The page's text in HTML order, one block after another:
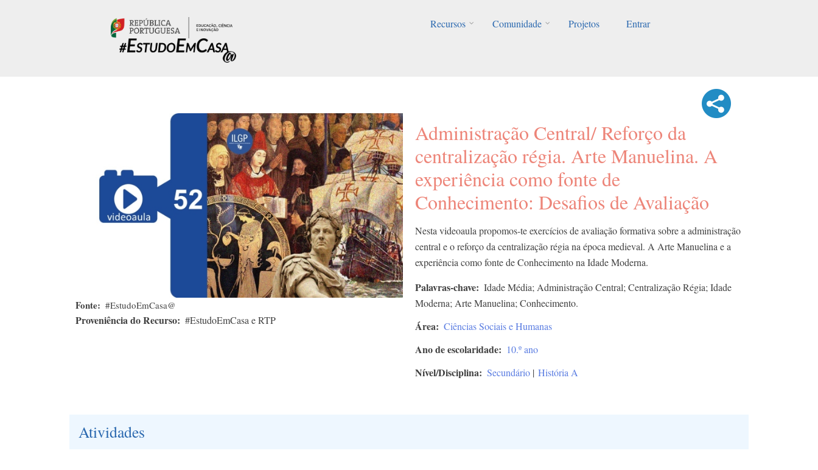
Recursos
Comunidade Projetos Entrar
Fonte #EstudoEmCasa@
Proveniência do Recurso #EstudoEmCasa e RTP
Administração Central/ Reforço da
centralização régia. Arte Manuelina. A
experiência como fonte de
Conhecimento: Desafios de Avaliação
Nesta videoaula propomos-te exercícios de avaliação formativa sobre a administração
central e o reforço da centralização régia na época medieval. A Arte Manuelina e a
experiência como fonte de Conhecimento na Idade Moderna.
Palavras-chave
Idade Média; Administração Central; Centralização Régia; Idade
Moderna; Arte Manuelina; Conhecimento.
Área Ciências Sociais e Humanas
Ano de escolaridade 10.º ano
Nível/Disciplina Secundário | História A
Atividades